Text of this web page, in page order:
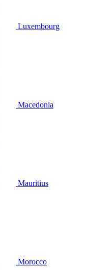
Luxembourg
Macedonia
Mauritius
Morocco